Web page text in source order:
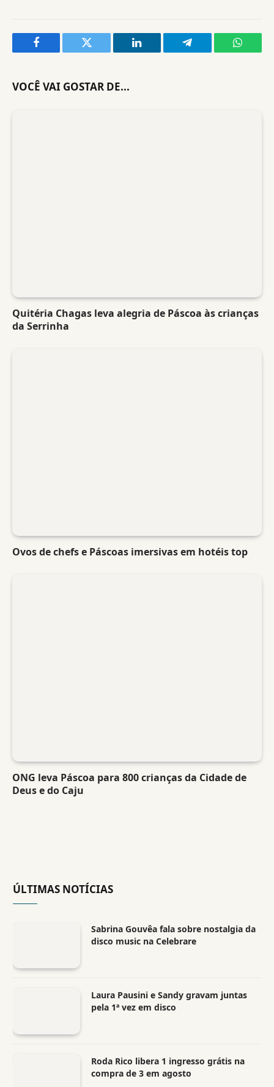
Facebook Twitter LinkedIn Telegram
VOCÊ VAI GOSTAR DE...
Quitéria Chagas leva alegria de Páscoa às crianças
da Serrinha
Ovos de chefs e Páscoas imersivas em hotéis top
ONG leva Páscoa para 800 crianças da Cidade de
Deus e do Caju
ÚLTIMAS NOTÍCIAS
Sabrina Gouvêa fala sobre nostalgia da
disco music na Celebrare
Laura Pausini e Sandy gravam juntas
pela 1ª vez em disco
Roda Rico libera 1 ingresso grátis na
compra de 3 em agosto